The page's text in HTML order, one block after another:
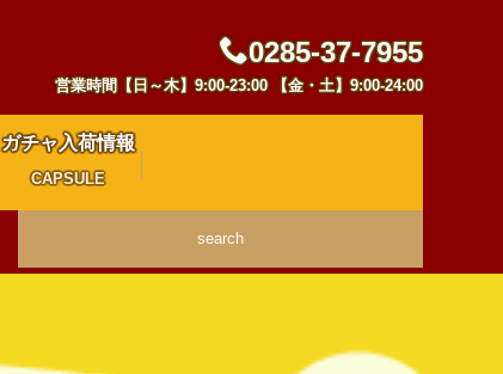
0285-37-7955
営業時間【日～木】9:00-23:00 【金・土】9:00-24:00
ガチャ入荷情報
CAPSULE
search